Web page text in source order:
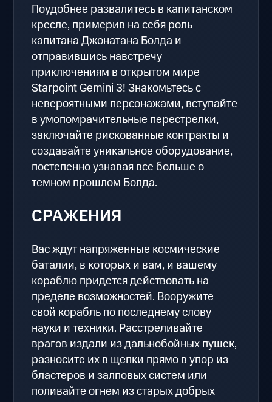
Поудобнее развалитесь в капитанском
кресле, примерив на себя роль
капитана Джонатана Болда и
отправившись навстречу
приключениям в открытом мире
Starpoint Gemini 3! Знакомьтесь с
невероятными персонажами, вступайте
в умопомрачительные перестрелки,
заключайте рискованные контракты и
создавайте уникальное оборудование,
постепенно узнавая все больше о
темном прошлом Болда.
СРАЖЕНИЯ
Вас ждут напряженные космические
баталии, в которых и вам, и вашему
кораблю придется действовать на
пределе возможностей. Вооружите
свой корабль по последнему слову
науки и техники. Расстреливайте
врагов издали из дальнобойных пушек,
разносите их в щепки прямо в упор из
бластеров и залповых систем или
поливайте огнем из старых добрых